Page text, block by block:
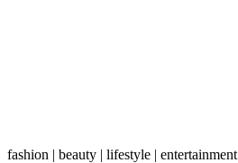
fashion | beauty | lifestyle | entertainment